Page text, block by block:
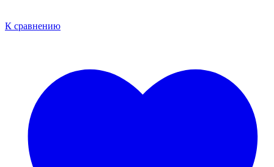
К сравнению